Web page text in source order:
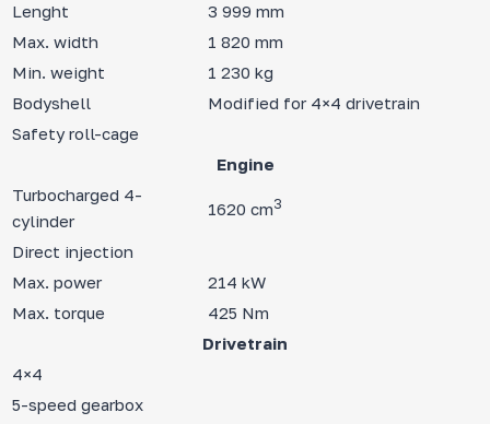
Lenght
3 999 mm
Max. width
1 820 mm
Min. weight
1 230 kg
Bodyshell
Modified for 4×4 drivetrain
Safety roll-cage
Engine
Turbocharged 4-
cylinder
1620 cm3
Direct injection
Max. power
214 kW
Max. torque
425 Nm
Drivetrain
4×4
5-speed gearbox